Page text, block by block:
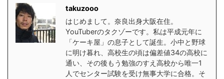
takuzooo
はじめまして。奈良出身大阪在住。
YouTuberのタクゾーです。私は平成元年に
「ケーキ屋」の息子として誕生。小中と野球
に明け暮れ、高校生の頃は偏差値34の高校に
通い、その後もう勉強のすえ高校から唯一1
人でセンター試験を受け無事大学に合格。そ